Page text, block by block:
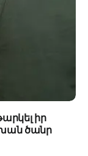
իր
ծանր